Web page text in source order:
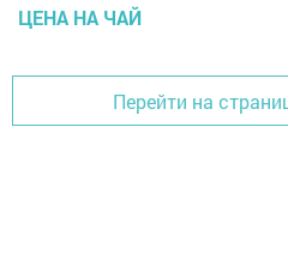
ЦЕНА НА ЧАЙ
Перейти на